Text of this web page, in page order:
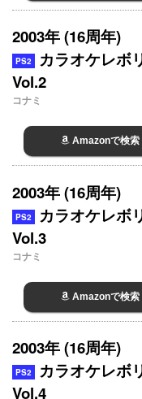
2003年 (16周年)
PS2
カラオケレボ
Vol.2
コナミ
Amazonで検索
2003年 (16周年)
PS2
カラオケレボ
Vol.3
コナミ
Amazonで検索
2003年 (16周年)
PS2
カラオケレボ
Vol.4